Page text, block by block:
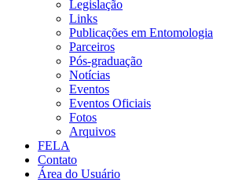
Legislação
Links
Publicações em Entomologia
Parceiros
Pós-graduação
Notícias
Eventos
Eventos Oficiais
Fotos
Arquivos
FELA
Contato
Área do Usuário